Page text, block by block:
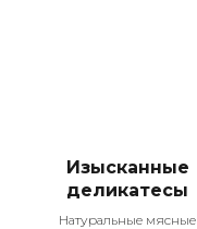
Изысканные
деликатесы
Натуральные мясные